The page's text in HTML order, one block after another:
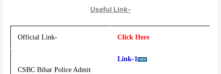
Useful Link-
Official Link- Click Here
CSBC Bihar Police Admit
Link-1